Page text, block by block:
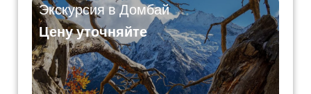
Экскурсия в Домбай
Цену уточняйте